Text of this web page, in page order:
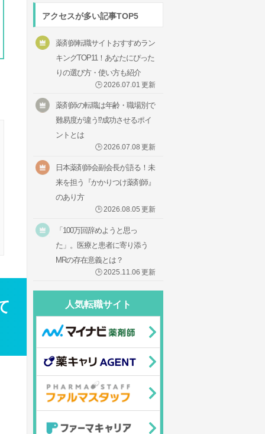
アクセスが多い記事TOP5
薬剤師転職サイトおすすめラン
キングTOP11！あなたにぴった
りの選び方・使い方も紹介
🕒2026.07.01 更新
薬剤師の転職は年齢・職場別で
難易度が違う⁉成功させるポイ
ントとは
🕒2026.07.08 更新
日本薬剤師会副会長が語る！未
来を担う『かかりつけ薬剤師』
のあり方
🕒2026.08.05 更新
「100万回辞めようと思っ
た」。医療と患者に寄り添う
MRの存在意義とは？
🕒 2025.11.06 更新
人気転職サイト